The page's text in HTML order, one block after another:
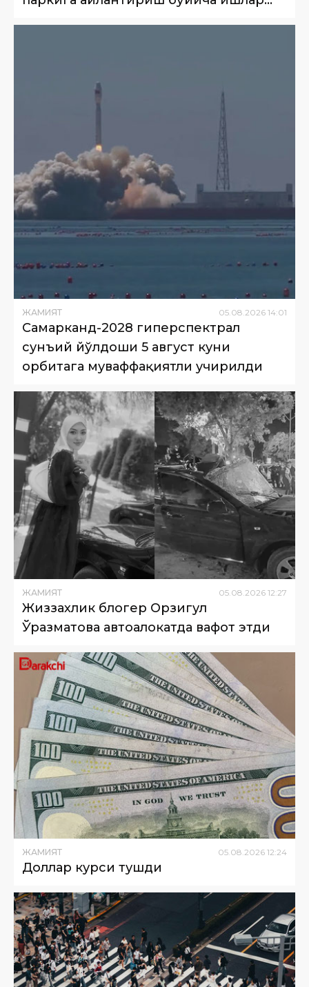
ЖАМИЯТ 05.08.2026 14:01
Самарканд-2028 гиперспектрал
сунъий йўлдоши 5 август куни
орбитага муваффақиятли учирилди
ЖАМИЯТ 05.08.2026 12:27
Жиззахлик блогер Орзигул
Ўразматова автоҳалокатда вафот этди
ЖАМИЯТ 05 08 2026 12:24
Доллар курси тушди